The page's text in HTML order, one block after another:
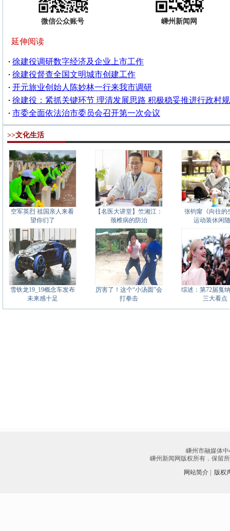
微信公众账号 嵊州新闻网
延伸阅读
徐建役调研数字经济及企业上市工作
徐建役督查全国文明城市创建工作
开元旅业创始人陈妙林一行来我市调研
徐建役：紧抓关键环节 理清发展思路 积极稳妥推进行政村
市委全面依法治市委员会召开第一次会议
>>文化生活
空军英烈 祖国亲人来看
望你们了
【名医大讲堂】竺湘江：
颈椎病的防治
张钧甯《向往的
运动装休闲
雪铁龙19_19概念车发布
未来感十足
厉害了！这个“小汤圆”会
打拳击
综述：第72届戛
三大看点
嵊州市融媒体
嵊州新闻网版权所有．保留
网站简介
版权